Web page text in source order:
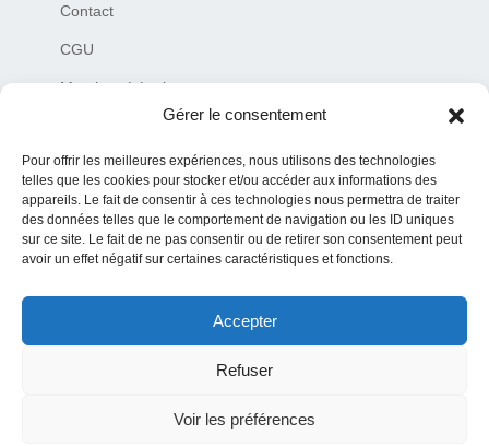
Gérer le consentement
Pour offrir les meilleures expériences, nous utilisons des technologies
telles que les cookies pour stocker et/ou accéder aux informations des
appareils. Le fait de consentir à ces technologies nous permettra de traiter
des données telles que le comportement de navigation ou les ID uniques
sur ce site. Le fait de ne pas consentir ou de retirer son consentement peut
avoir un effet négatif sur certaines caractéristiques et fonctions.
Accepter
Refuser
Voir les préférences
Contact
CGU
Mentions Légales
Charte de déontologie
© 2019–2026 Tous droits réservés MediaNaw Plus – siret
Toute reproduction est interdite et toute information provenant de ce site
l’article)